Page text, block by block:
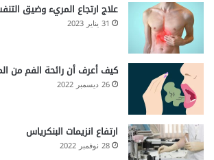
علاج ارتجاع المريء وضيق
31 يناير 2023
كيف أعرف أن رائحة الفم من
26 ديسمبر 2022
ارتفاع انزيمات البنكرياس
28 نوفمبر 2022